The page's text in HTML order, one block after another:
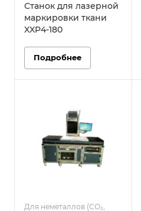
Станок для лазерной
маркировки ткани
XXP4-180
Подробнее
Для неметаллов (CO₂,